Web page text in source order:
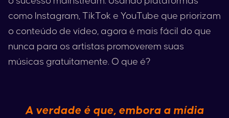
como Instagram, TikTok e YouTube que priorizam
o conteúdo de vídeo, agora é mais fácil do que
nunca para os artistas promoverem suas
músicas gratuitamente. O que é?
A verdade é que, embora a mídia